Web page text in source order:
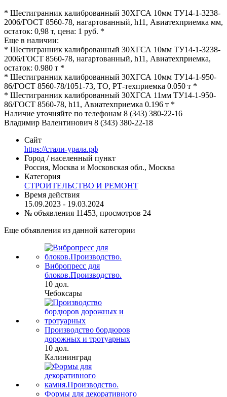
* Шестигранник калиброванный 30ХГСА 10мм ТУ14-1-3238-
2006/ГОСТ 8560-78, нагартованный, h11, Авиатехприемка мм,
остаток: 0,98 т, цена: 1 руб. *
Еще в наличии:
* Шестигранник калиброванный 30ХГСА 10мм ТУ14-1-3238-
2006/ГОСТ 8560-78, нагартованный, h11, Авиатехприемка,
остаток: 0.980 т *
* Шестигранник калиброванный 30ХГСА 10мм ТУ14-1-950-
86/ГОСТ 8560-78/1051-73, ТО, РТ-техприемка 0.050 т *
* Шестигранник калиброванный 30ХГСА 11мм ТУ14-1-950-
86/ГОСТ 8560-78, h11, Авиатехприемка 0.196 т *
Наличие уточняйте по телефонам 8 (343) 380-22-16
Владимир Валентинович 8 (343) 380-22-18
Сайт
https://стали-урала.рф
Город / населенный пункт
Россия, Москва и Московская обл., Москва
Категория
СТРОИТЕЛЬСТВО И РЕМОНТ
Время действия
15.09.2023 - 19.03.2024
№ объявления 11453, просмотров 24
Еще объявления из данной категории
Вибропресс для
блоков.Производство.
10 дол.
Чебоксары
Производство бордюров
дорожных и тротуарных
10 дол.
Калининград
Формы для декоративного